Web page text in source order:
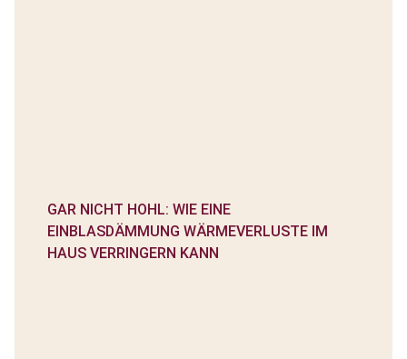
GAR NICHT HOHL: WIE EINE
EINBLASDÄMMUNG WÄRMEVERLUSTE IM
HAUS VERRINGERN KANN